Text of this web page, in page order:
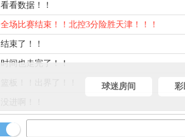
看看数据！！
全场比赛结束！！北控3分险胜天津！！！
结束了！！
时间也走完了！！
撤步！！三分！！
球迷房间 彩